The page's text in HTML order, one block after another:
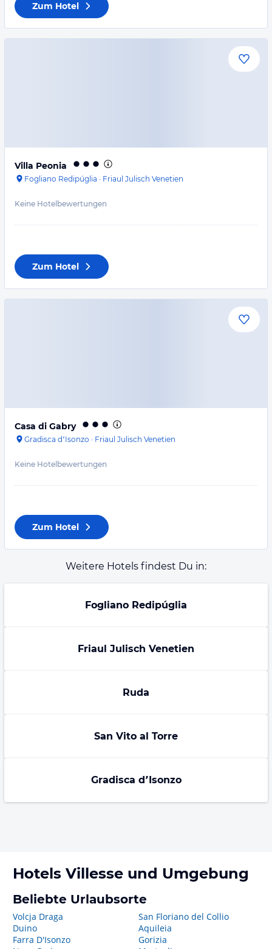
Zum Hotel
Villa Peonia
Fogliano Redipúglia · Friaul Julisch Venetien
Keine Hotelbewertungen
Zum Hotel
Casa di Gabry
Gradisca dʼIsonzo · Friaul Julisch Venetien
Keine Hotelbewertungen
Zum Hotel
Weitere Hotels findest Du in:
Fogliano Redipúglia
Friaul Julisch Venetien
Ruda
San Vito al Torre
Gradisca dʼIsonzo
Hotels Villesse und Umgebung
Beliebte Urlaubsorte
Volcja Draga
Duino
Farra D'Isonzo
San Floriano del Collio
Aquileia
Gorizia